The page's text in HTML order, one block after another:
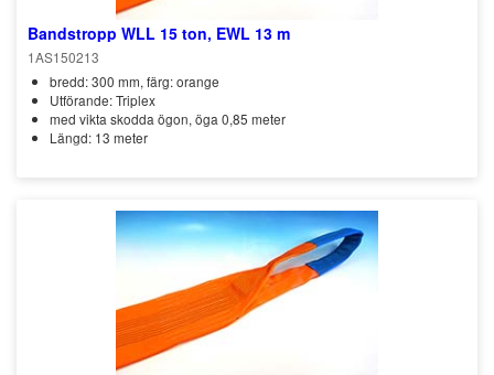
Bandstropp WLL 15 ton, EWL 13 m
1AS150213
bredd: 300 mm, färg: orange
Utförande: Triplex
med vikta skodda ögon, öga 0,85 meter
Längd: 13 meter